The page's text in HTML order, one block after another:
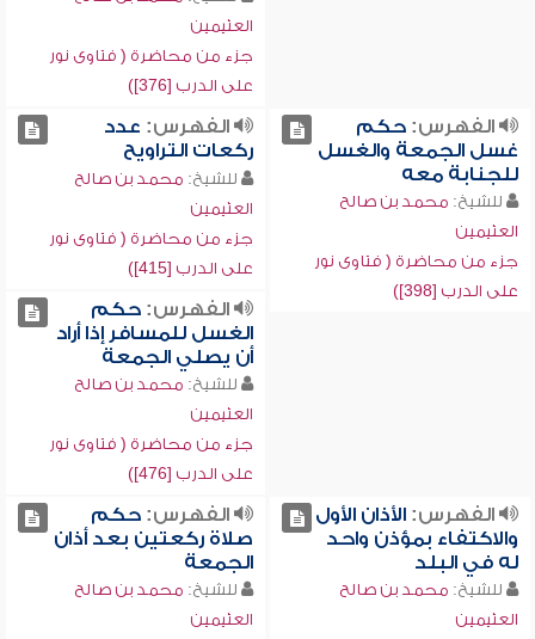
العثيمين
جزء من محاضرة ( فتاوى نور
على الدرب [376])
الفهرس:حكم
غسل الجمعة والغسل
للجنابة معه
للشيخ: محمد بن صالح
العثيمين
جزء من محاضرة ( فتاوى نور
على الدرب [398])
الفهرس: عدد
ركعات التراويح
للشيخ: محمد بن صالح
العثيمين
جزء من محاضرة ( فتاوى نور
على الدرب [415])
الفهرس:حكم
الغسل للمسافر إذا أراد
أن يصلي الجمعة
للشيخ: محمد بن صالح
العثيمين
جزء من محاضرة ( فتاوى نور
على الدرب [476])
الفهرس:الأذان الأول
والاكتفاء بمؤذن واحد
له في البلد
للشيخ: محمد بن صالح
العثيمين
الفهرس:حكم
صلاة ركعتين بعد أذان
الجمعة
للشيخ: محمد بن صالح
العثيمين